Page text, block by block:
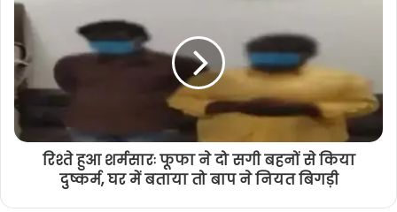
रिश्ते हुआ शर्मसारः फूफा ने दो सगी बहनों से किया
दुष्कर्म, घर में बताया तो बाप ने नियत बिगड़ी